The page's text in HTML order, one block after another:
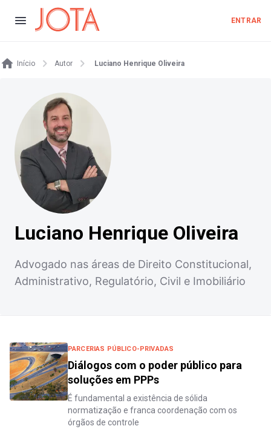
ENTRAR
Início Autor Luciano Henrique Oliveira
Luciano Henrique Oliveira
Advogado nas áreas de Direito Constitucional,
Administrativo, Regulatório, Civil e Imobiliário
PARCERIAS PÚBLICO-PRIVADAS
Diálogos com o poder público para
soluções em PPPs
É fundamental a existência de sólida
normatização e franca coordenação com os
órgãos de controle